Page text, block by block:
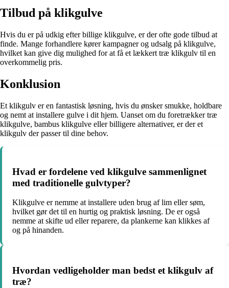
Tilbud på klikgulve
Hvis du er på udkig efter billige klikgulve, er der ofte gode tilbud at
finde. Mange forhandlere kører kampagner og udsalg på klikgulve,
hvilket kan give dig mulighed for at få et lækkert træ klikgulv til en
overkommelig pris.
Konklusion
Et klikgulv er en fantastisk løsning, hvis du ønsker smukke, holdbare
og nemt at installere gulve i dit hjem. Uanset om du foretrækker træ
klikgulve, bambus klikgulve eller billigere alternativer, er der et
klikgulv der passer til dine behov.
Hvad er fordelene ved klikgulve sammenlignet
med traditionelle gulvtyper?
Klikgulve er nemme at installere uden brug af lim eller søm,
hvilket gør det til en hurtig og praktisk løsning. De er også
nemme at skifte ud eller reparere, da plankerne kan klikkes af
og på hinanden.
Hvordan vedligeholder man bedst et klikgulv af
træ?